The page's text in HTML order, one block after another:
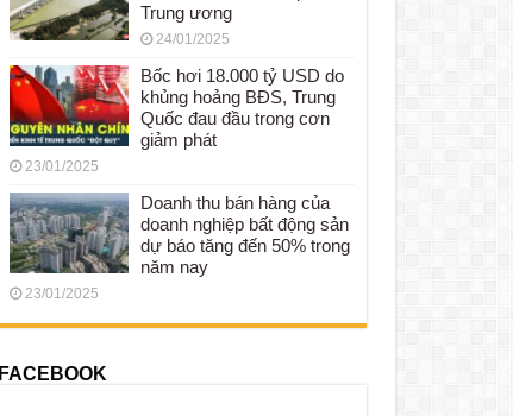
Trung ương
24/01/2025
Bốc hơi 18.000 tỷ USD do
khủng hoảng BĐS, Trung
Quốc đau đầu trong cơn
giảm phát
23/01/2025
Doanh thu bán hàng của
doanh nghiệp bất động sản
dự báo tăng đến 50% trong
năm nay
23/01/2025
FACEBOOK